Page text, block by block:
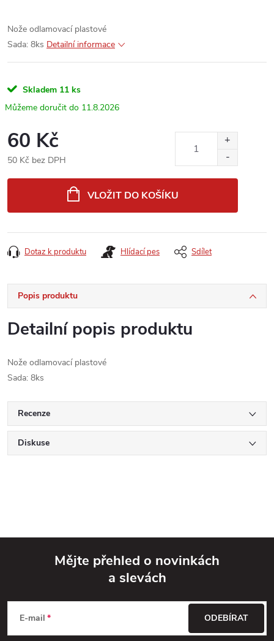
Nože odlamovací plastové
Sada: 8ks Detailní informace
Skladem 11 ks
11.8.2026
60 Kč
50 Kč bez DPH
VLOŽIT DO KOŠÍKU
Dotaz k produktu Hlídací pes Sdílet
Popis produktu
Detailní popis produktu
Nože odlamovací plastové
Sada: 8ks
Recenze
Diskuse
Mějte přehled o novinkách
a slevách
E-mail ODEBÍRAT